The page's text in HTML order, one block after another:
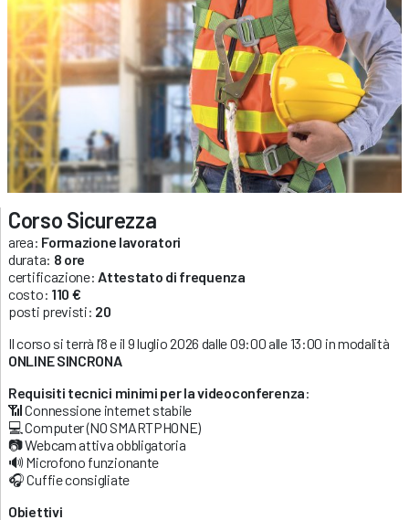
Corso Sicurezza
area: Formazione lavoratori
durata: 8 ore
certificazione: Attestato di frequenza
costo: 110 €
posti previsti: 20
Il corso si terrà l’8 e il 9 luglio 2026 dalle 09:00 alle 13:00 in modalità
ONLINE SINCRONA
Requisiti tecnici minimi per la videoconferenza:
📶 Connessione internet stabile
💻 Computer (NO SMARTPHONE)
📷 Webcam attiva obbligatoria
🔊 Microfono funzionante
🎧 Cuffie consigliate
Obiettivi